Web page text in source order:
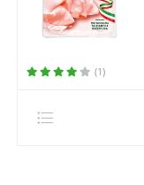
(1)